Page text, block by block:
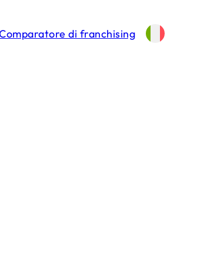
di franchising
il suo
Italia e